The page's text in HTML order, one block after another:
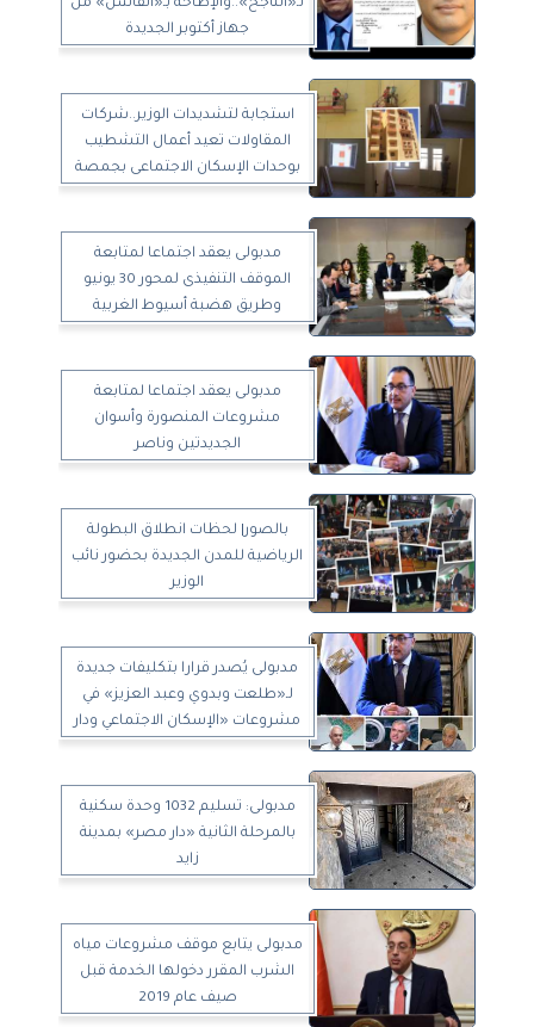
جهاز أكتوبر الجديدة
استجابة لتشديدات الوزير..شركات
المقاولات تعيد أعمال التشطيب
بوحدات الإسكان الاجتماعى بجمصة
مدبولى يعقد اجتماعا لمتابعة
الموقف التنفيذى لمحور 30 يونيو
وطريق هضبة أسيوط الغربية
مدبولى يعقد اجتماعا لمتابعة
مشروعات المنصورة وأسوان
الجديدتين وناصر
بالصور| لحظات انطلاق البطولة
الرياضية للمدن الجديدة بحضور نائب
الوزير
مدبولى يُصدر قرارا بتكليفات جديدة
لـ«طلعت وبدوي وعبد العزيز» في
مشروعات «الإسكان الاجتماعي ودار
مدبولى: تسليم 1032 وحدة سكنية
بالمرحلة الثانية «دار مصر» بمدينة
زايد
مدبولى يتابع موقف مشروعات مياه
الشرب المقرر دخولها الخدمة قبل
صيف عام 2019